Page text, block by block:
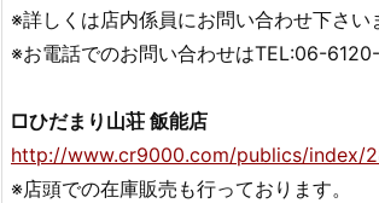
※詳しくは店内係員にお問い合わせ下さい
※お電話でのお問い合わせはTEL:06-
□ひだまり山荘 飯能店
http://www.cr9000.com/publics/index/
※店頭での在庫販売も行っております。